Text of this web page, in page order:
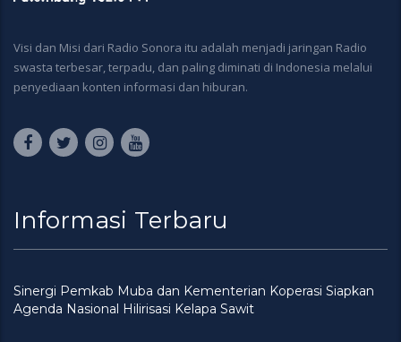
Visi dan Misi dari Radio Sonora itu adalah menjadi jaringan Radio
swasta terbesar, terpadu, dan paling diminati di Indonesia melalui
penyediaan konten informasi dan hiburan.
Informasi Terbaru
Sinergi Pemkab Muba dan Kementerian Koperasi Siapkan
Agenda Nasional Hilirisasi Kelapa Sawit